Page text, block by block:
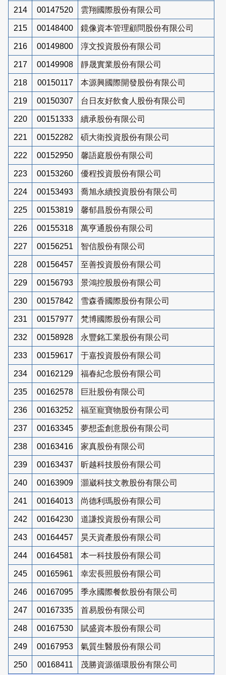
214 00147520 雲翔國際股份有限公司
215 00148400 鏡像資本管理顧問股份有限公司
216 00149800 淳文投資股份有限公司
217 00149908 靜晟實業股份有限公司
218 00150117 本源興國際開發股份有限公司
219 00150307 台日友好飲食人股份有限公司
220 00151333 續承股份有限公司
221 00152282 碩大衛投資股份有限公司
222 00152950 馨語庭股份有限公司
223 00153260 優程投資股份有限公司
224 00153493 喬旭永續投資股份有限公司
225 00153819 馨郁昌股份有限公司
226 00155318 萬亨通股份有限公司
227 00156251 智信股份有限公司
228 00156457 至善投資股份有限公司
229 00156793 景鴻控股股份有限公司
230 00157842 雪森香國際股份有限公司
231 00157977 梵博國際股份有限公司
232 00158928 永豐銘工業股份有限公司
233 00159617 于嘉投資股份有限公司
234 00162129 福春紀念股份有限公司
235 00162578 巨壯股份有限公司
236 00163252 福至寵寶物股份有限公司
237 00163345 夢想盃創意股份有限公司
238 00163416 家真股份有限公司
239 00163437 昕越科技股份有限公司
240 00163909 灝崴科技文教股份有限公司
241 00164013 尚德利瑪股份有限公司
242 00164230 道謙投資股份有限公司
243 00164457 昊天資產股份有限公司
244 00164581 本一科技股份有限公司
245 00165961 幸宏長照股份有限公司
246 00167095 季永國際餐飲股份有限公司
247 00167335 首易股份有限公司
248 00167530 賦盛資本股份有限公司
249 00167953 氣質生醫股份有限公司
250 00168411
茂勝資源循環股份有限公司